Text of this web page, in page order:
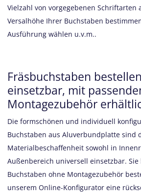
Vielzahl von vorgegebenen Schriftarten
Versalhöhe Ihrer Buchstaben
Ausführung wählen u.v.m..
Fräsbuchstaben
einsetzbar, mit
Montagezubehör
Die formschönen und individuell
Buchstaben aus Aluverbundplatte sind
Materialbeschaffenheit sowohl in
Außenbereich universell einsetzbar. Sie
Buchstaben ohne Montagezubehör
unserem Online-Konfigurator eine